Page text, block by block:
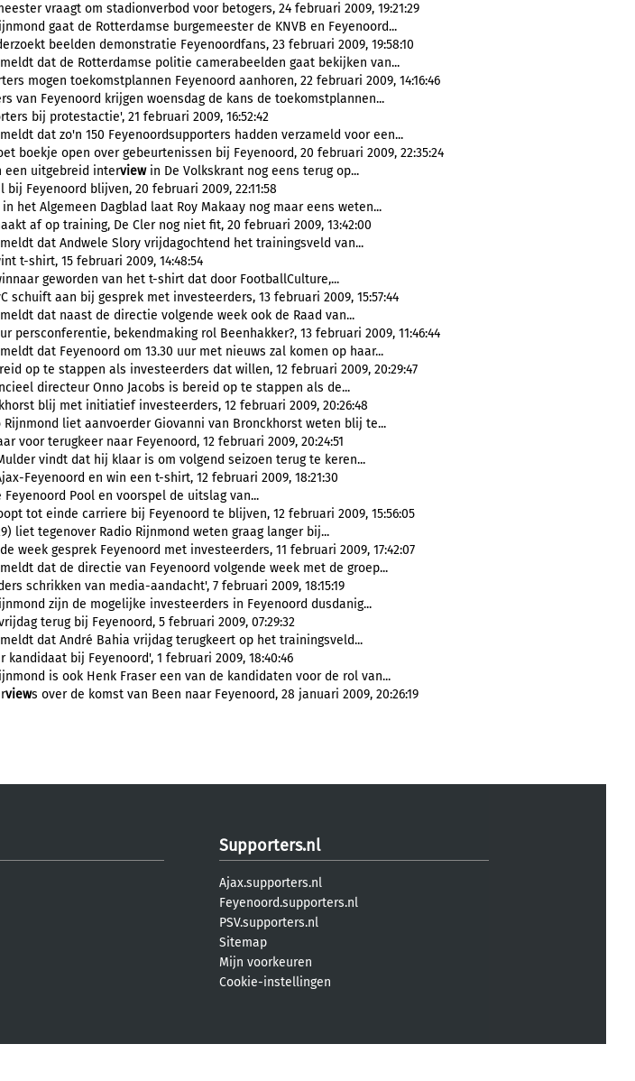
vraagt om stadionverbod voor betogers, 24 februari 2009, 19:21:29
gaat de Rotterdamse burgemeester de KNVB en Feyenoord...
beelden demonstratie Feyenoordfans, 23 februari 2009, 19:58:10
dat de Rotterdamse politie camerabeelden gaat bekijken van...
mogen toekomstplannen Feyenoord aanhoren, 22 februari 2009, 14:16:46
van Feyenoord krijgen woensdag de kans de toekomstplannen...
bij protestactie', 21 februari 2009, 16:52:42
dat zo'n 150 Feyenoordsupporters hadden verzameld voor een...
boekje open over gebeurtenissen bij Feyenoord, 20 februari 2009, 22:35:24
een uitgebreid interviewin De Volkskrant nog eens terug op...
bij Feyenoord blijven, 20 februari 2009, 22:11:58
in het Algemeen Dagblad laat Roy Makaay nog maar eens weten...
af op training, De Cler nog niet fit, 20 februari 2009, 13:42:00
dat Andwele Slory vrijdagochtend het trainingsveld van...
t-shirt, 15 februari 2009, 14:48:54
geworden van het t-shirt dat door FootballCulture,...
schuift aan bij gesprek met investeerders, 13 februari 2009, 15:57:44
dat naast de directie volgende week ook de Raad van...
persconferentie, bekendmaking rol Beenhakker?, 13 februari 2009, 11:46:44
dat Feyenoord om 13.30 uur met nieuws zal komen op haar...
op te stappen als investeerders dat willen, 12 februari 2009, 20:29:47
directeur Onno Jacobs is bereid op te stappen als de...
blij met initiatief investeerders, 12 februari 2009, 20:26:48
Rijnmond liet aanvoerder Giovanni van Bronckhorst weten blij te...
voor terugkeer naar Feyenoord, 12 februari 2009, 20:24:51
vindt dat hij klaar is om volgend seizoen terug te keren...
Feyenoord en win een t-shirt, 12 februari 2009, 18:21:30
Feyenoord Pool en voorspel de uitslag van...
tot einde carriere bij Feyenoord te blijven, 12 februari 2009, 15:56:05
liet tegenover Radio Rijnmond weten graag langer bij...
week gesprek Feyenoord met investeerders, 11 februari 2009, 17:42:07
dat de directie van Feyenoord volgende week met de groep...
schrikken van media-aandacht', 7 februari 2009, 18:15:19
zijn de mogelijke investeerders in Feyenoord dusdanig...
terug bij Feyenoord, 5 februari 2009, 07:29:32
dat André Bahia vrijdag terugkeert op het trainingsveld...
kandidaat bij Feyenoord', 1 februari 2009, 18:40:46
is ook Henk Fraser een van de kandidaten voor de rol van...
views over de komst van Been naar Feyenoord, 28 januari 2009, 20:26:19
Supporters.nl
Ajax.supporters.nl
Feyenoord.supporters.nl
PSV.supporters.nl
Sitemap
Mijn voorkeuren
Cookie-instellingen